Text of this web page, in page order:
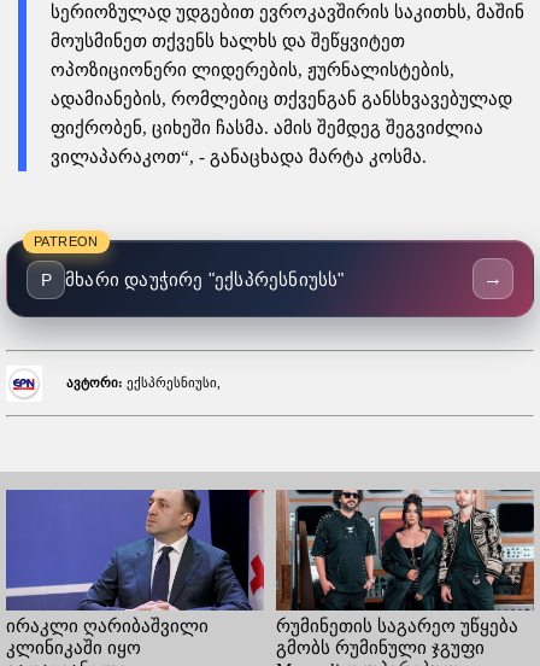
სერიოზულად უდგებით ევროკავშირის საკითხს, მაშინ
მოუსმინეთ თქვენს ხალხს და შეწყვიტეთ
ოპოზიციონერი ლიდერების, ჟურნალისტების,
ადამიანების, რომლებიც თქვენგან განსხვავებულად
ფიქრობენ, ციხეში ჩასმა. ამის შემდეგ შეგვიძლია
ვილაპარაკოთ“, - განაცხადა მარტა კოსმა.
PATREON
P მხარი დაუჭირე "ექსპრესნიუსს" →
ავტორი: ექსპრესნიუსი,
ირაკლი ღარიბაშვილი
კლინიკაში იყო
რუმინეთის საგარეო უწყება
გმობს რუმინული ჯგუფი